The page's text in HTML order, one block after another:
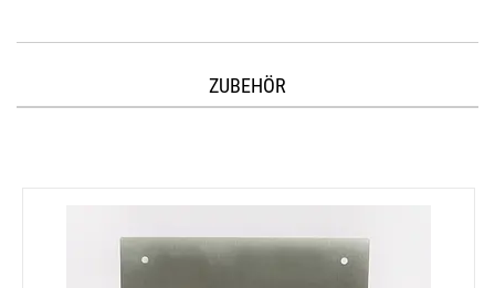
ZUBEHÖR